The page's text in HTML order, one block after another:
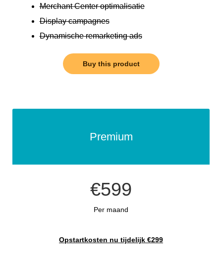
Merchant Center optimalisatie
Display campagnes
Dynamische remarketing ads
Buy this product
Premium
€599
Per maand
Opstartkosten nu tijdelijk €299